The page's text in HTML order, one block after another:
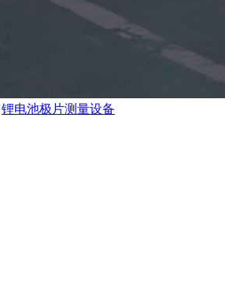
锂电池极片测量设备